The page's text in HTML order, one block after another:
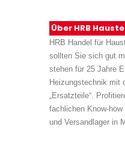
Über HRB
HRB Handel für
sollten Sie sich gut
stehen für 25 Jahre
Heizungstechnik mit
„Ersatzteile“.
fachlichen Know-
und Versandlager in